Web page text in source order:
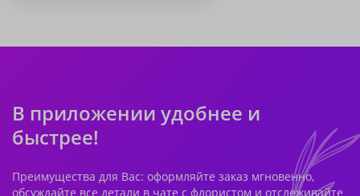
В приложении удобнее и
быстрее!
Преимущества для Вас: оформляйте заказ мгновенно,
обсуждайте все детали в чате с флористом и отслеживайте